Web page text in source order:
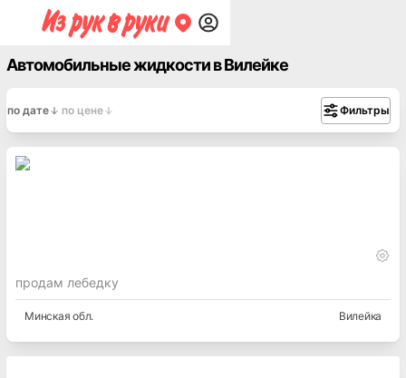
Автомобильные жидкости в Вилейке
по дате по цене Фильтры
продам лебедку
Минская обл. Вилейка